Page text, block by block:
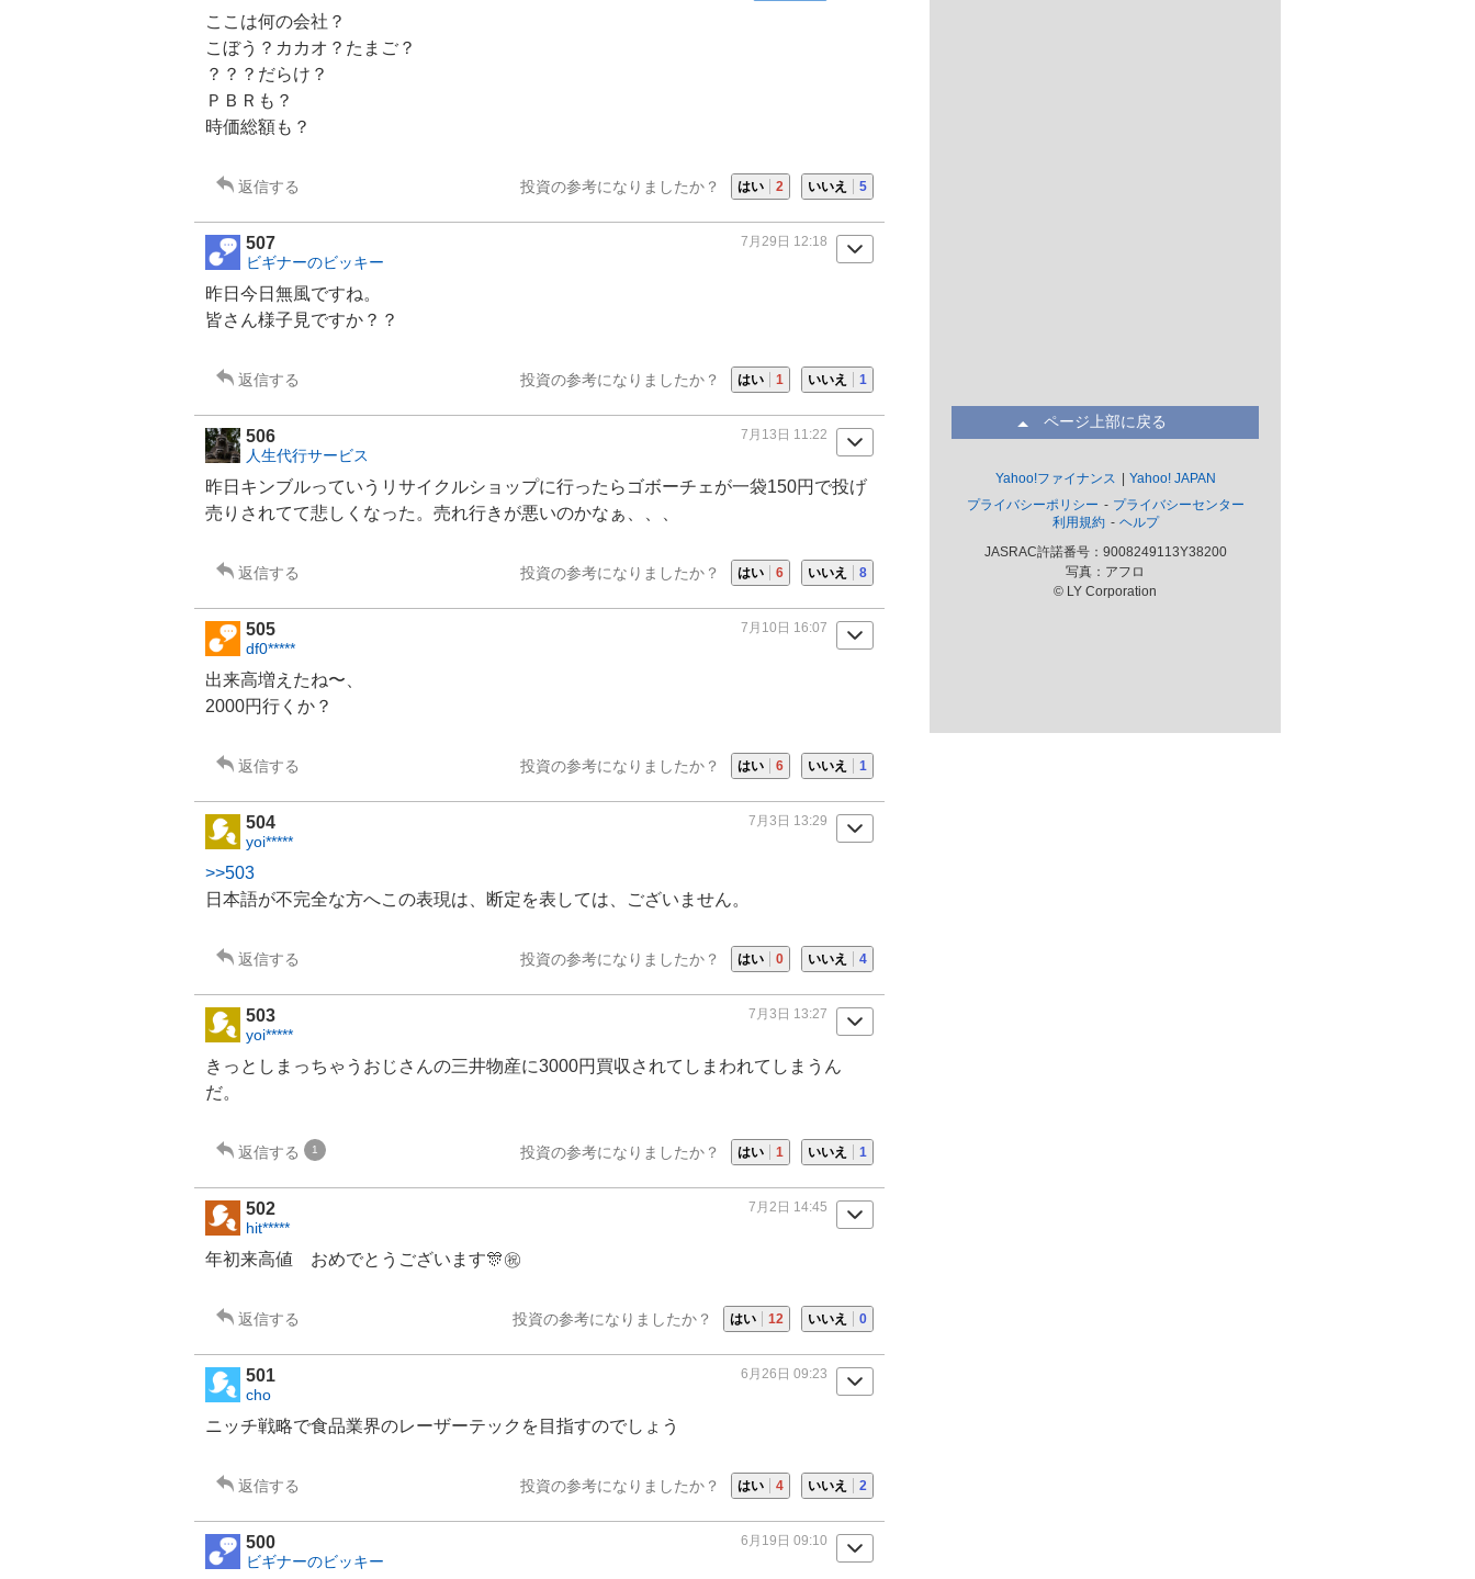
ここは何の会社？
こぼう？カカオ？たまご？
？？？だらけ？
ＰＢＲも？
時価総額も？
返信する 投資の参考になりましたか？ はい 2 いいえ 5
507
ビギナーのビッキー
7月29日 12:18
昨日今日無風ですね。
皆さん様子見ですか？？
返信する 投資の参考になりましたか？ はい 1 いいえ 1
506
人生代行サービス
7月13日 11:22
昨日キンブルっていう リサイクルショップに行ったらゴボーチェが一袋150円で投げ
売りされてて悲しくなった。売れ行きが悪いのかなぁ、、、
返信する 投資の参考になりましたか？ はい 6 いいえ 8
505
df0*****
7月10日 16:07
出来高増えたね〜、
2000円行くか？
返信する 投資の参考になりましたか？ はい 6 いいえ 1
504
yoi*****
7月3日 13:29
>>503
日本語が不完全な方へこの表現は、断定を表しては、ございません。
返信する 投資の参考になりましたか？ はい 0 いいえ 4
503
yoi*****
7月3日 13:27
きっとしまっちゃうおじさんの三井物産に3000円買収されてしまわれてしまうん
だ。
返信する 1 投資の参考になりましたか？ はい 1 いいえ 1
502
hit*****
7月2日 14:45
年初来高値 おめでとうございます🎊㊗️
返信する 投資の参考になりましたか？ はい 12 いいえ 0
501
cho
6月26日 09:23
ニッチ戦略で食品業界のレーザーテック を目指すのでしょう
返信する 投資の参考になりましたか？ はい 4 いいえ 2
500
ビギナーのビッキー
6月19日 09:10
ページ上部に戻る
Yahoo!ファイナンス
Yahoo! JAPAN
プライバシーポリシー
プライバシーセンター
利用規約
ヘルプ
JASRAC許諾番号：9008249113Y38200
写真：アフロ
© LY Corporation